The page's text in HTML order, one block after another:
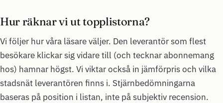
Hur räknar vi ut topplistorna?
Vi följer hur våra läsare väljer. Den leverantör som flest
besökare klickar sig vidare till (och tecknar abonnemang
hos) hamnar högst. Vi viktar också in jämförpris och vilka
stadsnät leverantören finns i. Stjärnbedömningarna
baseras på position i listan, inte på subjektiv recension.